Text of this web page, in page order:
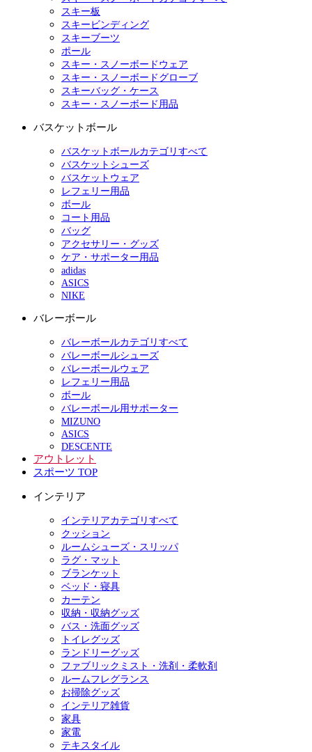
スキー板
スキービンディング
スキーブーツ
ポール
スキー・スノーボードウェア
スキー・スノーボードグローブ
スキーバッグ・ケース
スキー・スノーボード用品
バスケットボール
バスケットボールカテゴリすべて
バスケットシューズ
バスケットウェア
レフェリー用品
ボール
コート用品
バッグ
アクセサリー・グッズ
ケア・サポーター用品
adidas
ASICS
NIKE
バレーボール
バレーボールカテゴリすべて
バレーボールシューズ
バレーボールウェア
レフェリー用品
ボール
バレーボール用サポーター
MIZUNO
ASICS
DESCENTE
アウトレット
スポーツ TOP
インテリア
インテリアカテゴリすべて
クッション
ルームシューズ・スリッパ
ラグ・マット
ブランケット
ベッド・寝具
カーテン
収納・収納グッズ
バス・洗面グッズ
トイレグッズ
ランドリーグッズ
ファブリックミスト・洗剤・柔軟剤
ルームフレグランス
お掃除グッズ
インテリア雑貨
家具
家電
テキスタイル